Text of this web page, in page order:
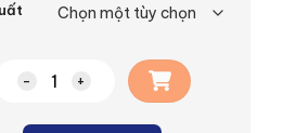
Đèn LED panel tròn đổi màu số